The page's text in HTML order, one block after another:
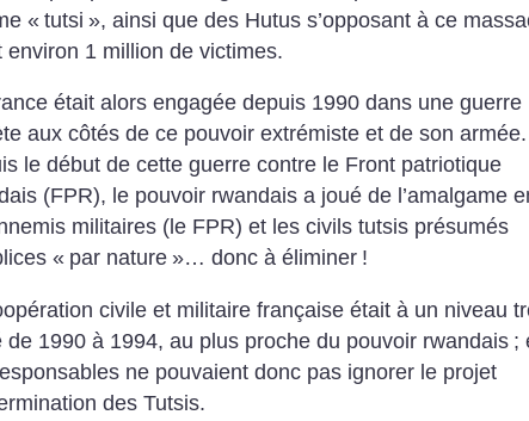
« tutsi », ainsi que des Hutus s’opposant à ce
environ 1 million de victimes.
était alors engagée depuis 1990 dans une guerre
aux côtés de ce pouvoir extrémiste et de son armée.
le début de cette guerre contre le Front patriotique
(FPR), le pouvoir rwandais a joué de l’amalgame
militaires (le FPR) et les civils tutsis présumés
« par nature »… donc à éliminer !
civile et militaire française était à un niveau
de 1990 à 1994, au plus proche du pouvoir rwandais ;
ne pouvaient donc pas ignorer le projet
des Tutsis.